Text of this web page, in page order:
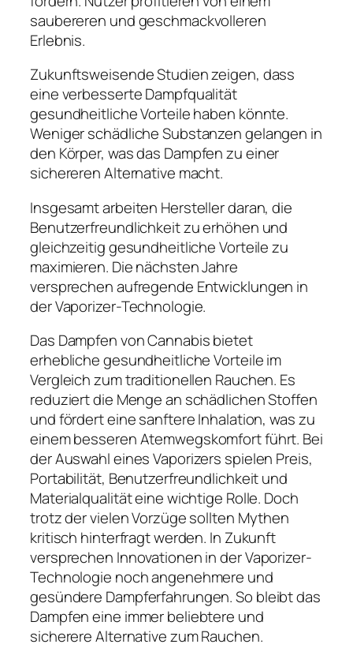
saubereren und geschmackvolleren
Erlebnis.
Zukunftsweisende Studien zeigen, dass
eine verbesserte Dampfqualität
gesundheitliche Vorteile haben könnte.
Weniger schädliche Substanzen gelangen in
den Körper, was das Dampfen zu einer
sichereren Alternative macht.
Insgesamt arbeiten Hersteller daran, die
Benutzerfreundlichkeit zu erhöhen und
gleichzeitig gesundheitliche Vorteile zu
maximieren. Die nächsten Jahre
versprechen aufregende Entwicklungen in
der Vaporizer-Technologie.
Das Dampfen von Cannabis bietet
erhebliche gesundheitliche Vorteile im
Vergleich zum traditionellen Rauchen. Es
reduziert die Menge an schädlichen Stoffen
und fördert eine sanftere Inhalation, was zu
einem besseren Atemwegskomfort führt. Bei
der Auswahl eines Vaporizers spielen Preis,
Portabilität, Benutzerfreundlichkeit und
Materialqualität eine wichtige Rolle. Doch
trotz der vielen Vorzüge sollten Mythen
kritisch hinterfragt werden. In Zukunft
versprechen Innovationen in der Vaporizer-
Technologie noch angenehmere und
gesündere Dampferfahrungen. So bleibt das
Dampfen eine immer beliebtere und
sicherere Alternative zum Rauchen.